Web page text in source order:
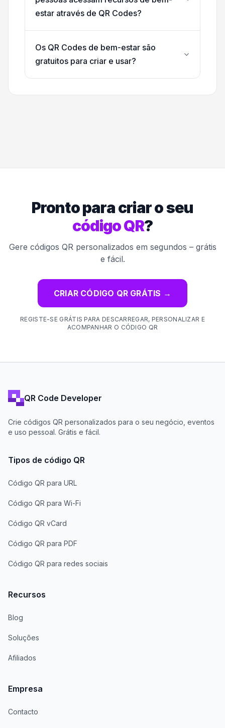
estar através de QR Codes?
Os QR Codes de bem-estar são
gratuitos para criar e usar?
Pronto para criar o seu
código QR?
Gere códigos QR personalizados em segundos – grátis
e fácil.
CRIAR CÓDIGO QR GRÁTIS →
REGISTE-SE GRÁTIS PARA DESCARREGAR, PERSONALIZAR E
ACOMPANHAR O CÓDIGO QR
QR Code Developer
Crie códigos QR personalizados para o seu negócio, eventos
e uso pessoal. Grátis e fácil.
Tipos de código QR
Código QR para URL
Código QR para Wi-Fi
Código QR vCard
Código QR para PDF
Código QR para redes sociais
Recursos
Blog
Soluções
Afiliados
Empresa
Contacto